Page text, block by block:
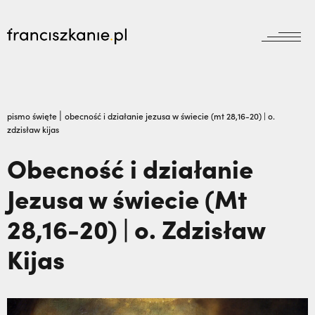
jubileusz
wydarzenia
dokumenty
biblioteka
prowincja
wydarzenia
prowincja
powołanie
dzieła
misje
zakon
bracia mniejsi
reguła i życie
franciszek
duchowość
księgarnia
wesprzyj
kontakt
Wyszukiwarka
najczęściej wyszukiwane
Kalwaria Pacławska zaprasza na Wielki
Odpust.,Nigdy nie przestać ufać (Mt 14, 22-
pismo święte | obecność i działanie jezusa w świecie (mt 28,16-20) | o.
zdzisław kijas
Obecność i działanie
Jezusa w świecie (Mt
28,16-20) | o. Zdzisław
Kijas